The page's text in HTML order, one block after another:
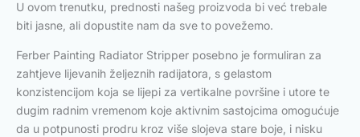
U ovom trenutku, prednosti našeg proizvoda bi već trebale
biti jasne, ali dopustite nam da sve to povežemo.
Ferber Painting Radiator Stripper posebno je formuliran za
zahtjeve lijevanih željeznih radijatora, s gelastom
konzistencijom koja se lijepi za vertikalne površine i utore te
dugim radnim vremenom koje aktivnim sastojcima omogućuje
da u potpunosti prodru kroz više slojeva stare boje, i nisku